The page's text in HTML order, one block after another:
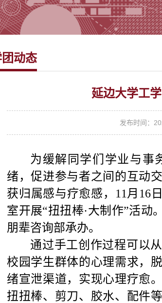
动态
延边大学工
发布时间：
为缓解 同学们 学业与事
绪，促进参与者之间的互动
获归属感与疗愈感， 11月16
室开展“扭扭棒·大制作”活动。
朋辈咨询部承办。
通过手工创作过程可以
校园学生群体的心理需求，
绪宣泄渠道，实现心理疗愈。
扭扭棒、剪刀、胶水、配件